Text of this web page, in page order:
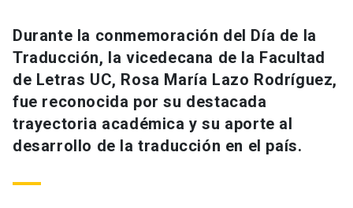
Durante la conmemoración del Día de la
Traducción, la vicedecana de la Facultad
de Letras UC, Rosa María Lazo Rodríguez,
fue reconocida por su destacada
trayectoria académica y su aporte al
desarrollo de la traducción en el país.